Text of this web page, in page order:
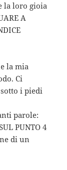
la loro gioia
A
la mia
Ci
i piedi
parole:
PUNTO 4
di un